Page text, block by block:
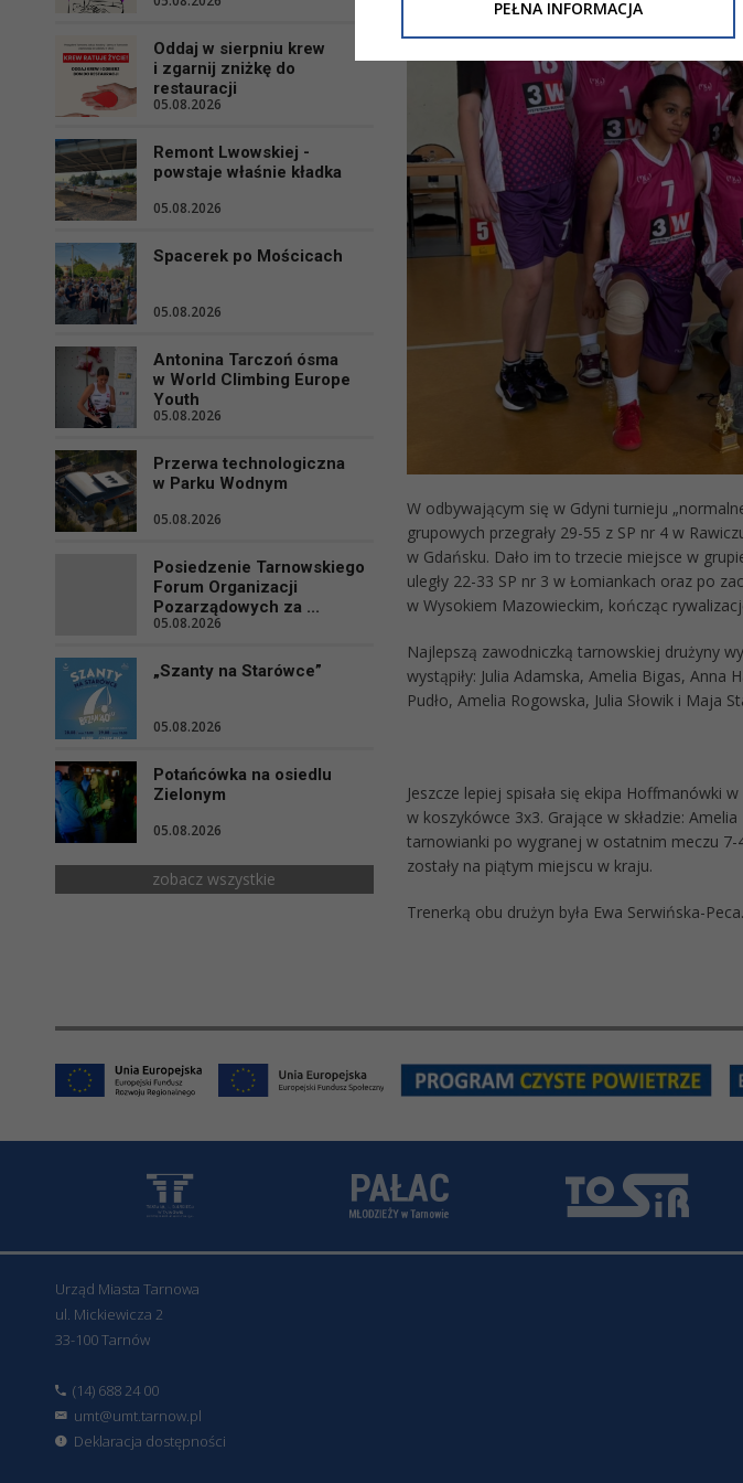
Oddaj w sierpniu krew
i zgarnij zniżkę do
restauracji
05.08.2026
Remont Lwowskiej -
powstaje właśnie kładka
05.08.2026
Spacerek po Mościcach
05.08.2026
Antonina Tarczoń ósma
w World Climbing Europe
Youth
05.08.2026
Przerwa technologiczna
w Parku Wodnym
05.08.2026
Posiedzenie Tarnowskiego
Forum Organizacji
Pozarządowych za ...
05.08.2026
„Szanty na Starówce”
05.08.2026
Potańcówka na osiedlu
Zielonym
05.08.2026
zobacz wszystkie
W odbywającym się w Gdyni turnieju
grupowych przegrały 29-55 z SP nr 4 w
w Gdańsku. Dało im to trzecie miejsce w
uległy 22-33 SP nr 3 w Łomiankach oraz po
w Wysokiem Mazowieckim, kończąc
Najlepszą zawodniczką tarnowskiej drużyny
wystąpiły: Julia Adamska, Amelia Bigas, Anna
Pudło, Amelia Rogowska, Julia Słowik i Maja
Jeszcze lepiej spisała się ekipa Hoffmanówki
w koszykówce 3x3. Grające w składzie:
tarnowianki po wygranej w ostatnim meczu 7-
zostały na piątym miejscu w kraju.
Trenerką obu drużyn była Ewa Serwińska-Peca.
Urząd Miasta Tarnowa
ul. Mickiewicza 2
33-100 Tarnów
(14) 688 24 00
umt@umt.tarnow.pl
Deklaracja dostępności
Niniejsza informacja nie wymaga od
PEŁNA INFORMACJA